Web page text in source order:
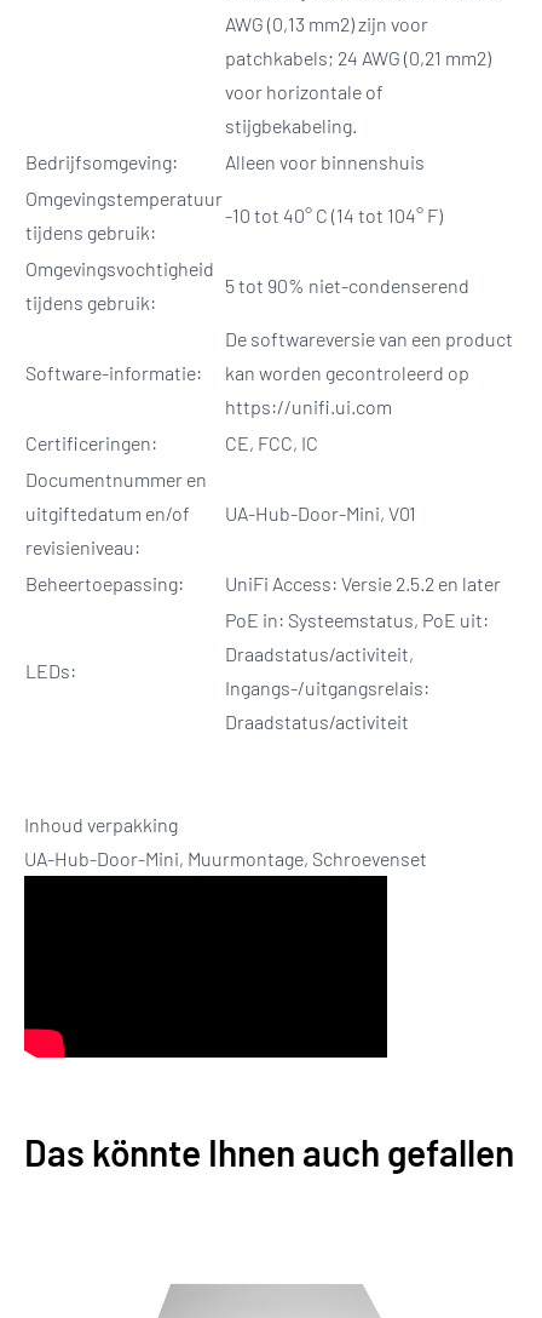
AWG (0,13 mm2) zijn voor
patchkabels; 24 AWG (0,21 mm2)
voor horizontale of
stijgbekabeling.
Bedrijfsomgeving:
Alleen voor binnenshuis
Omgevingstemperatuur
tijdens gebruik:
-10 tot 40° C (14 tot 104° F)
Omgevingsvochtigheid
tijdens gebruik:
5 tot 90% niet-condenserend
Software-informatie:
De softwareversie van een product
kan worden gecontroleerd op
https://unifi.ui.com
Certificeringen:
CE, FCC, IC
Documentnummer en
uitgiftedatum en/of
revisieniveau:
UA-Hub-Door-Mini, V01
Beheertoepassing: UniFi Access: Versie 2.5.2 en later
LEDs:
PoE in: Systeemstatus, PoE uit:
Draadstatus/activiteit,
Ingangs-/uitgangsrelais:
Draadstatus/activiteit
Inhoud verpakking
UA-Hub-Door-Mini, Muurmontage, Schroevenset
Das könnte Ihnen auch gefallen